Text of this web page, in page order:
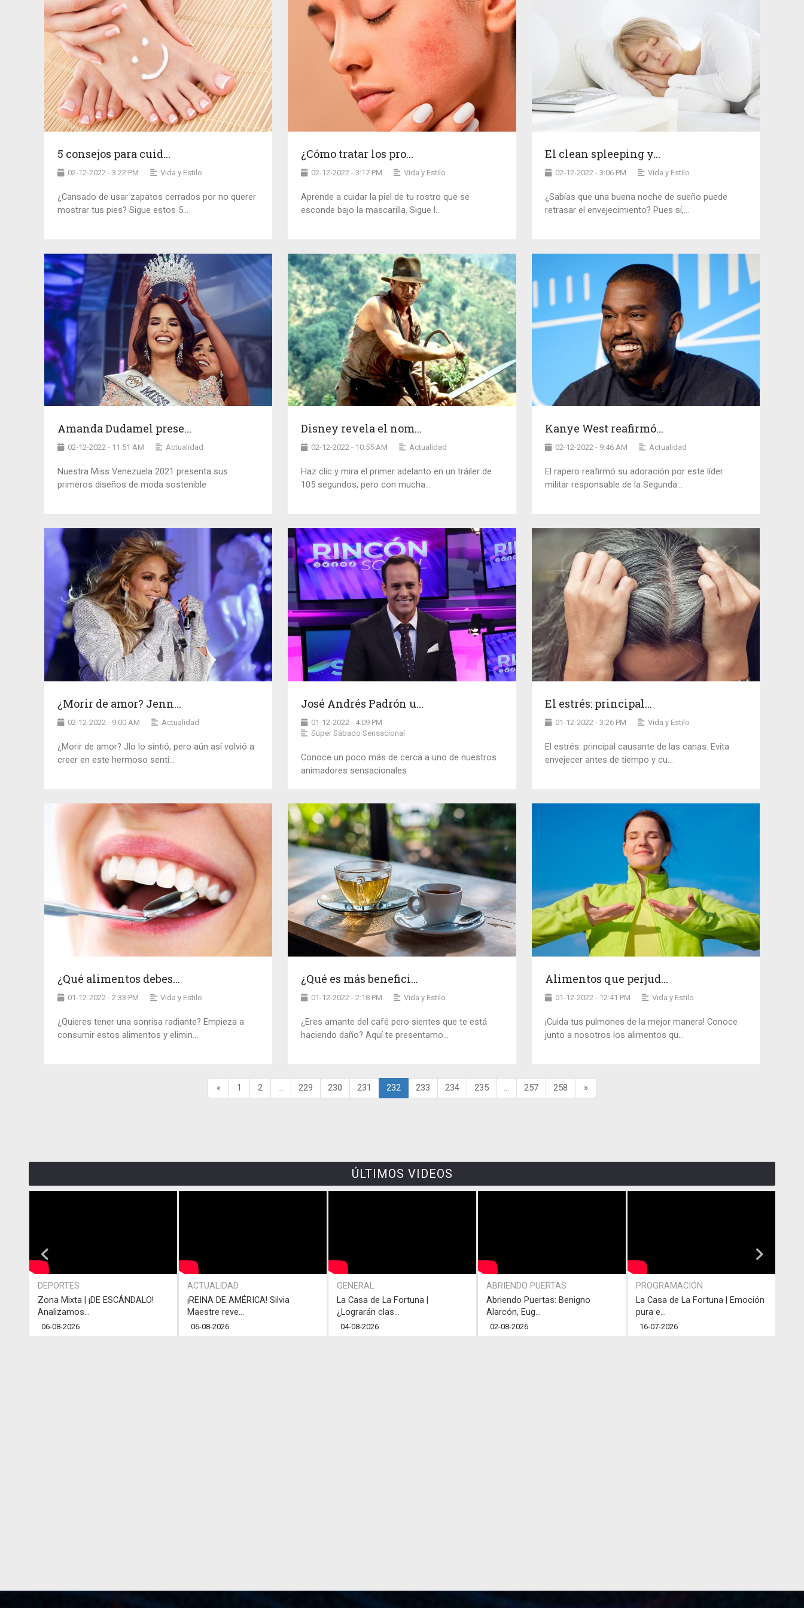
5 consejos para cuid...
02-12-2022 - 3:22 PM Vida y Estilo
¿Cansado de usar zapatos cerrados por no querer
mostrar tus pies? Sigue estos 5...
¿Cómo tratar los pro...
02-12-2022 - 3:17 PM Vida y Estilo
Aprende a cuidar la piel de tu rostro que se
esconde bajo la mascarilla. Sigue l...
El clean spleeping y...
02-12-2022 - 3:06 PM Vida y Estilo
¿Sabías que una buena noche de sueño puede
retrasar el envejecimiento? Pues sí,...
Amanda Dudamel prese...
02-12-2022 - 11:51 AM Actualidad
Nuestra Miss Venezuela 2021 presenta sus
primeros diseños de moda sostenible
Disney revela el nom...
02-12-2022 - 10:55 AM Actualidad
Haz clic y mira el primer adelanto en un tráiler de
105 segundos, pero con mucha...
Kanye West reafirmó...
02-12-2022 - 9:46 AM Actualidad
El rapero reafirmó su adoración por este líder
militar responsable de la Segunda...
¿Morir de amor? Jenn...
02-12-2022 - 9:00 AM Actualidad
¿Morir de amor? Jlo lo sintió, pero aún así volvió a
creer en este hermoso senti...
José Andrés Padrón u...
01-12-2022 - 4:09 PM
Súper Sábado Sensacional
Conoce un poco más de cerca a uno de nuestros
animadores sensacionales
El estrés: principal...
01-12-2022 - 3:26 PM Vida y Estilo
El estrés: principal causante de las canas. Evita
envejecer antes de tiempo y cu...
¿Qué alimentos debes...
01-12-2022 - 2:33 PM Vida y Estilo
¿Quieres tener una sonrisa radiante? Empieza a
consumir estos alimentos y elimin...
¿Qué es más benefici...
01-12-2022 - 2:18 PM Vida y Estilo
¿Eres amante del café pero sientes que te está
haciendo daño? Aquí te presentamo...
Alimentos que perjud...
01-12-2022 - 12:41 PM Vida y Estilo
¡Cuida tus pulmones de la mejor manera! Conoce
junto a nosotros los alimentos qu...
« 1 2 ... 229 230 231 232 233 234 235 ... 257 258 »
ÚLTIMOS VIDEOS
DEPORTES
Zona Mixta | ¡DE ESCÁNDALO!
Analizamos...
06-08-2026
ACTUALIDAD
¡REINA DE AMÉRICA! Silvia
Maestre reve...
06-08-2026
GENERAL
La Casa de La Fortuna |
¿Lograrán clas...
04-08-2026
ABRIENDO PUERTAS
Abriendo Puertas: Benigno
Alarcón, Eug...
02-08-2026
PROGRAMACIÓN
La Casa de La Fortuna | Emoción
pura e...
16-07-2026